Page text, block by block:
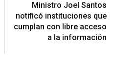
Ministro Joel Santos
notificó instituciones que
cumplan con libre acceso
a la información